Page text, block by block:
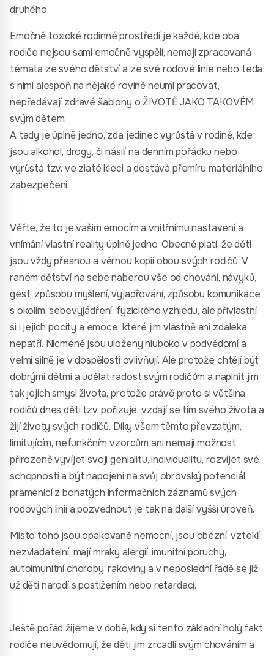
druhého.
Emočně toxické rodinné prostředí je každé, kde oba
rodiče nejsou sami emočně vyspělí, nemají zpracovaná
témata ze svého dětství a ze své rodové linie nebo teda
s nimi alespoň na nějaké rovině neumí pracovat,
nepředávají zdravé šablony o ŽIVOTĚ JAKO TAKOVÉM
svým dětem.
A tady je úplně jedno, zda jedinec vyrůstá v rodině, kde
jsou alkohol, drogy, či násilí na denním pořádku nebo
vyrůstá tzv. ve zlaté kleci a dostává přemíru materiálního
zabezpečení.
Věřte, že to je vašim emocím a vnitřnímu nastavení a
vnímání vlastní reality úplně jedno. Obecně platí, že děti
jsou vždy přesnou a věrnou kopií obou svých rodičů. V
raném dětství na sebe naberou vše od chování, návyků,
gest, způsobu myšlení, vyjadřování, způsobu komunikace
s okolím, sebevyjádření, fyzického vzhledu, ale přivlastní
si i jejich pocity a emoce, které jim vlastně ani zdaleka
nepatří. Nicméně jsou uloženy hluboko v podvědomí a
velmi silně je v dospělosti ovlivňují. Ale protože chtějí být
dobrými dětmi a udělat radost svým rodičům a naplnit jim
tak jejich smysl života, protože právě proto si většina
rodičů dnes děti tzv. pořizuje, vzdají se tím svého života a
žijí životy svých rodičů. Díky všem těmto převzatým,
limitujícím, nefunkčním vzorcům ani nemají možnost
přirozeně vyvíjet svoji genialitu, individualitu, rozvíjet své
schopnosti a být napojeni na svůj obrovský potenciál
pramenící z bohatých informačních záznamů svých
rodových linií a pozvednout je tak na další vyšší úroveň.
Místo toho jsou opakovaně nemocní, jsou obézní, vzteklí,
nezvladatelní, mají mraky alergií, imunitní poruchy,
autoimunitní choroby, rakoviny a v neposlední řadě se již
už děti narodí s postižením nebo retardací.
Ještě pořád žijeme v době, kdy si tento základní holý fakt
rodiče neuvědomují, že děti jim zrcadlí svým chováním a